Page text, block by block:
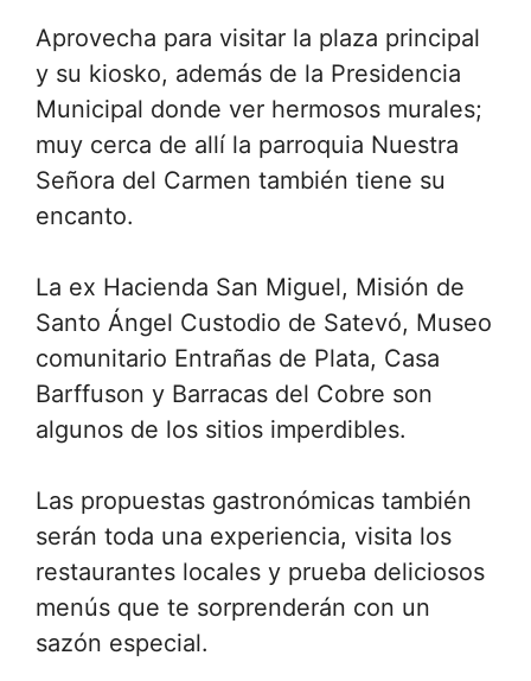
Aprovecha para visitar la plaza principal
y su kiosko, además de la Presidencia
Municipal donde ver hermosos murales;
muy cerca de allí la parroquia Nuestra
Señora del Carmen también tiene su
encanto.
La ex Hacienda San Miguel, Misión de
Santo Ángel Custodio de Satevó, Museo
comunitario Entrañas de Plata, Casa
Barffuson y Barracas del Cobre son
algunos de los sitios imperdibles.
Las propuestas gastronómicas también
serán toda una experiencia, visita los
restaurantes locales y prueba deliciosos
menús que te sorprenderán con un
sazón especial.